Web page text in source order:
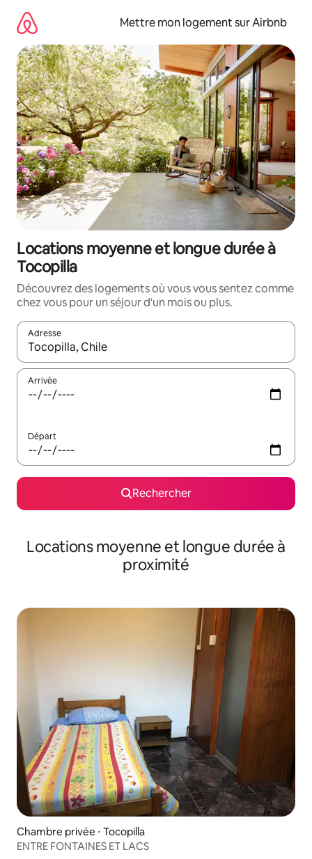
directement
contenu
Mettre mon logement sur Airbnb
Locations moyenne et longue durée à
Tocopilla
Découvrez des logements où vous vous sentez comme
chez vous pour un séjour d'un mois ou plus.
Adresse
Lorsque les résultats s'affichent, utilisez les flèches vers le
Arrivée
Départ
Rechercher
Locations moyenne et longue durée à
proximité
Chambre privée ⋅ Tocopilla
ENTRE FONTAINES ET LACS